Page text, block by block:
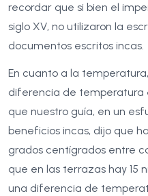
recordar que si bien el
siglo XV, no utilizaron la
documentos escritos incas.
En cuanto a la
diferencia de temperatura
que nuestro guía, en un
beneficios incas, dijo que
grados centígrados entre
que en las terrazas hay 15
una diferencia de